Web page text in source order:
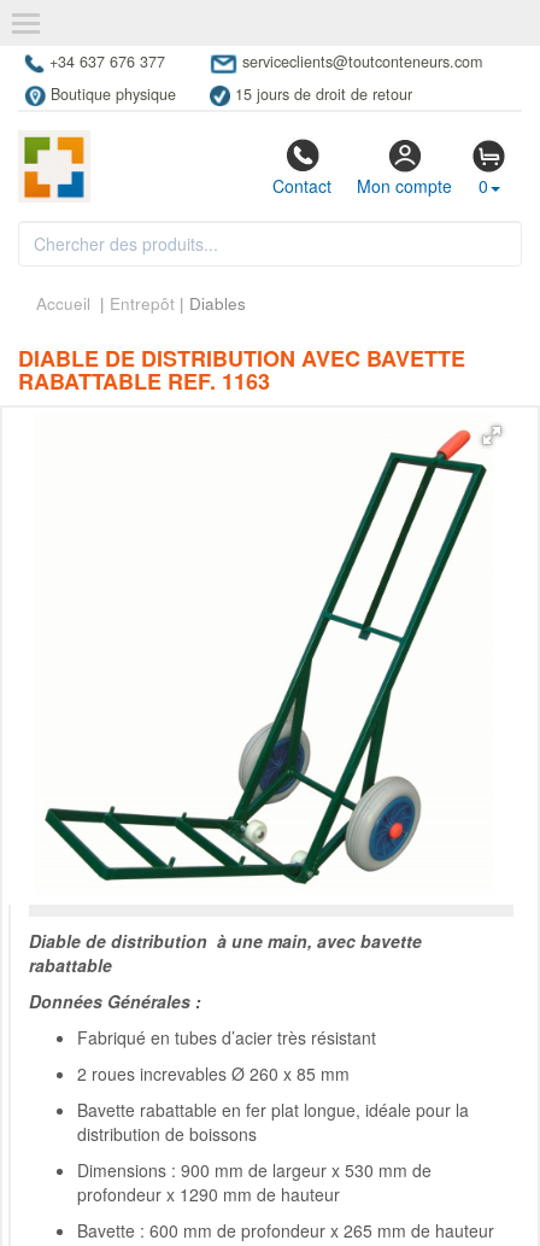
+34 637 676 377
serviceclients@toutconteneurs.com
Boutique physique
15 jours de droit de retour
Contact Mon compte 0
Accueil | Entrepôt | Diables
DIABLE DE DISTRIBUTION AVEC BAVETTE
RABATTABLE REF. 1163
Diable de distribution à une main, avec bavette
rabattable
Données Générales :
Fabriqué en tubes d’acier très résistant
2 roues increvables Ø 260 x 85 mm
Bavette rabattable en fer plat longue, idéale pour la
distribution de boissons
Dimensions : 900 mm de largeur x 530 mm de
profondeur x 1290 mm de hauteur
Bavette : 600 mm de profondeur x 265 mm de hauteur